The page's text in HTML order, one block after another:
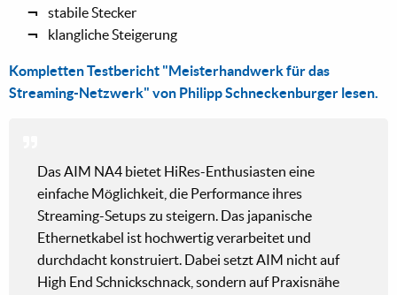
stabile Stecker
klangliche Steigerung
Kompletten Testbericht "Meisterhandwerk für das
Streaming-Netzwerk" von Philipp Schneckenburger lesen.
Das AIM NA4 bietet HiRes-Enthusiasten eine
einfache Möglichkeit, die Performance ihres
Streaming-Setups zu steigern. Das japanische
Ethernetkabel ist hochwertig verarbeitet und
durchdacht konstruiert. Dabei setzt AIM nicht auf
High End Schnickschnack, sondern auf Praxisnähe